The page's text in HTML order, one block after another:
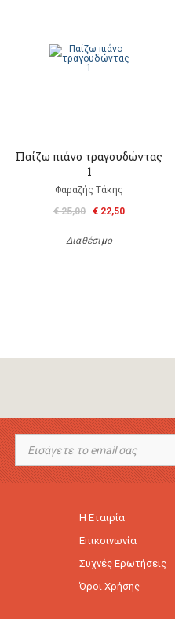
Παίζω πιάνο τραγουδώντας
1
Φαραζής Τάκης
€ 25,00
€ 22,50
Διαθέσιμο
Η Εταιρία
Επικοινωνία
Συχνές Ερωτήσεις
Όροι Χρήσης